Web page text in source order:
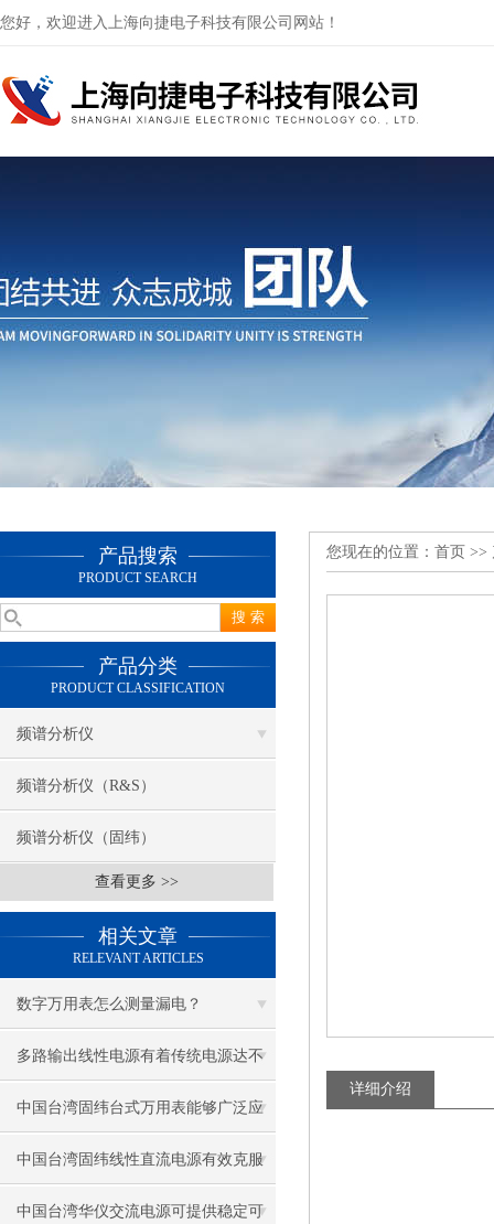
您好，欢迎进入上海向捷电子科技有限公司网站！
产品搜索
PRODUCT SEARCH
产品分类
PRODUCT CLASSIFICATION
频谱分析仪
频谱分析仪（R&S）
频谱分析仪（固纬）
查看更多 >>
相关文章
RELEVANT ARTICLES
数字万用表怎么测量漏电？
多路输出线性电源有着传统电源达不
到的功能
中国台湾固纬台式万用表能够广泛应
用于这些领域
中国台湾固纬线性直流电源有效克服
了传统电源的缺点
中国台湾华仪交流电源可提供稳定可
您现在的位置： 首页 >>
详细介绍